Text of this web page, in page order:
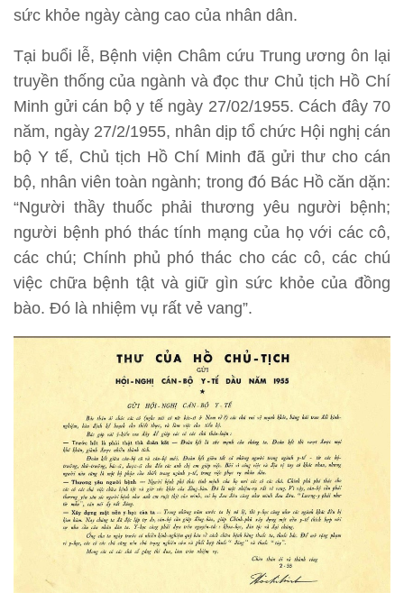
sức khỏe ngày càng cao của nhân dân.
Tại buổi lễ, Bệnh viện Châm cứu Trung ương ôn lại
truyền thống của ngành và đọc thư Chủ tịch Hồ Chí
Minh gửi cán bộ y tế ngày 27/02/1955. Cách đây 70
năm, ngày 27/2/1955, nhân dịp tổ chức Hội nghị cán
bộ Y tế, Chủ tịch Hồ Chí Minh đã gửi thư cho cán
bộ, nhân viên toàn ngành; trong đó Bác Hồ căn dặn:
“Người thầy thuốc phải thương yêu người bệnh;
người bệnh phó thác tính mạng của họ với các cô,
các chú; Chính phủ phó thác cho các cô, các chú
việc chữa bệnh tật và giữ gìn sức khỏe của đồng
bào. Đó là nhiệm vụ rất vẻ vang”.